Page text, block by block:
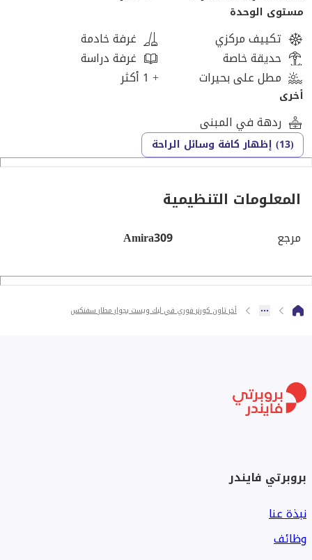
المرافق:
- منطقة تجارية
- نادي
- حمامات سباحة
- تراكات للمشي والعجل
- أمن وحراسة
- كاميرات مراقبة
للتواصل: [تم إخفاء بيانات الاتصال]
مستوى الوحدة
تكييف مركزي
غرفة خادمة
حديقة خاصة
غرفة دراسة
مطل على بحيرات
+ 1 أكثر
أخرى
ردهة في المبنى
(13) إظهار كافة وسائل الراحة
المعلومات التنظيمية
مرجع Amira309
أخر تاون كورنر فوري في ليك ويست بجوار مطار سفنكس
بروبرتي فايندر
نبذة عنا
وظائف